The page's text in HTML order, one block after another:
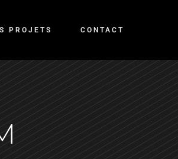
PROJETS CONTACT